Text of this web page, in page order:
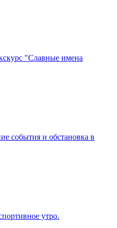
"Славные имена
события и обстановка в
утро.